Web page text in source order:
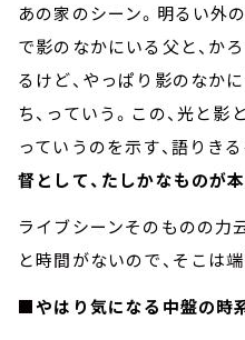
あの家のシーン。明るい外
で影のなかにいる父と、か
るけど、やっぱり影のなか
ち、っていう。この、光と
っていうのを示す、語りき
督として、たしかなものが
ライブシーンそのものの
と時間がないので、そこは
■やはり気になる中盤の時